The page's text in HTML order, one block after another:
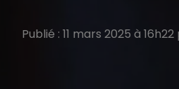
Publié : 11 mars 2025 à